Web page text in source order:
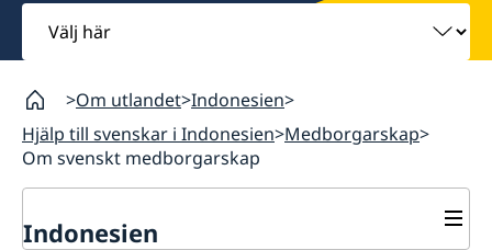
Välj
här
Om utlandet Indonesien
Hjälp till svenskar i Indonesien Medborgarskap
Om svenskt medborgarskap
Indonesien